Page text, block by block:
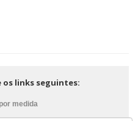
os links seguintes:
medida